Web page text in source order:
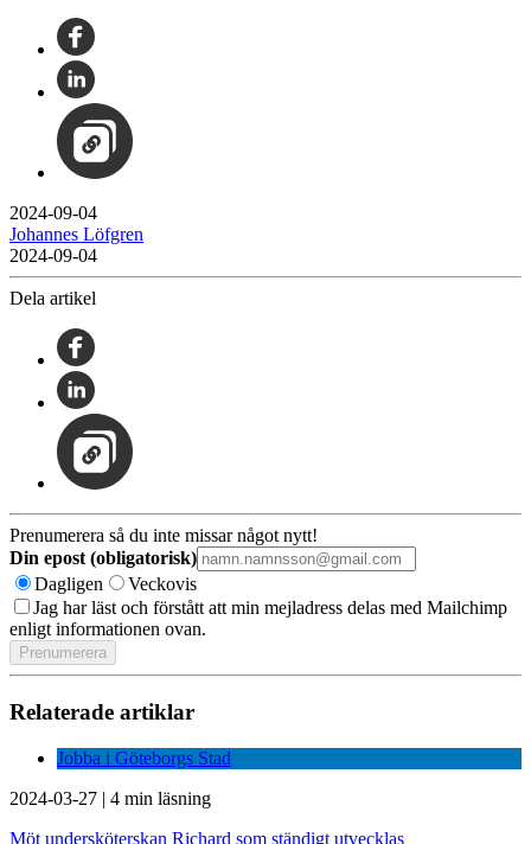
2024-09-04
Johannes Löfgren
2024-09-04
Dela artikel
Prenumerera så du inte missar något nytt!
Din epost (obligatorisk)
Dagligen
Veckovis
Jag har läst och förstått att min mejladress delas med Mailchimp
enligt informationen ovan.
Relaterade artiklar
Jobba i Göteborgs Stad
2024-03-27 | 4 min läsning
Möt undersköterskan Richard som ständigt utvecklas